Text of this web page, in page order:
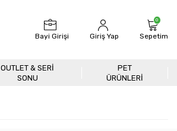
Bayi Girişi Giriş Yap
0
Sepetim
OUTLET & SERI
SONU
PET
ÜRÜNLERİ